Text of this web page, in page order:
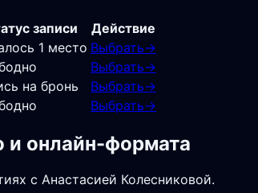
записи
Действие
1 место Выбрать→
Выбрать→
на бронь Выбрать→
Выбрать→
и онлайн-формата
с Анастасией Колесниковой.